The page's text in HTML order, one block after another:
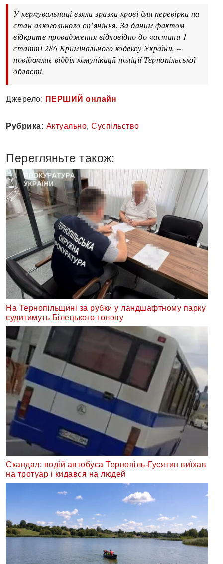
У кермувальниці взяли зразки крові для перевірки на
стан алкогольного сп’яніння. За даним фактом
відкрите провадження відповідно до частини 1
статті 286 Кримінального кодексу України, –
повідомляє відділ комунікації поліції Тернопільської
області.
Джерело: ПЕРШИЙ онлайн
Рубрика: Актуально, Суспільство
Перегляньте також:
На Тернопільщині за рубки у ландшафтному парку
судитимуть Білецького голову
Скандал: водій автобуса Тернопіль-Гусятин виїхав
на тротуар і кидався на людей